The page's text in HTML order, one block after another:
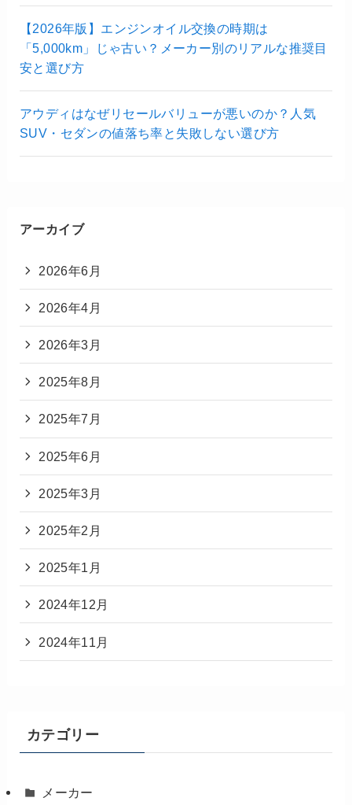
【2026年版】エンジンオイル交換の時期は
「5,000km」じゃ古い？メーカー別のリアルな推奨目
安と選び方
アウディはなぜリセールバリューが悪いのか？人気
SUV・セダンの値落ち率と失敗しない選び方
アーカイブ
2026年6月
2026年4月
2026年3月
2025年8月
2025年7月
2025年6月
2025年3月
2025年2月
2025年1月
2024年12月
2024年11月
カテゴリー
メーカー